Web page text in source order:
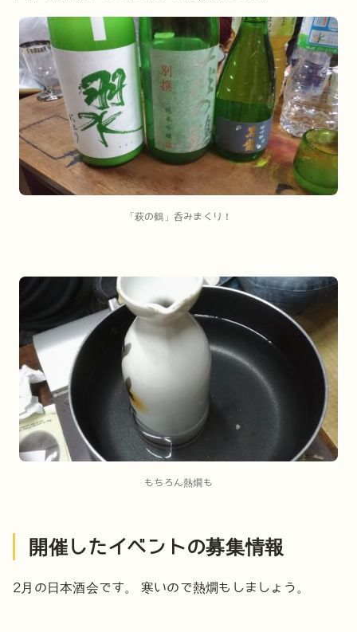
「萩の鶴」呑みまくり！
もちろん熱燗も
開催したイベントの募集情報
2月の日本酒会です。 寒いので熱燗もしましょう。